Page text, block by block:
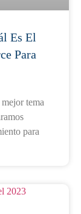
Es El
Para
tema
para